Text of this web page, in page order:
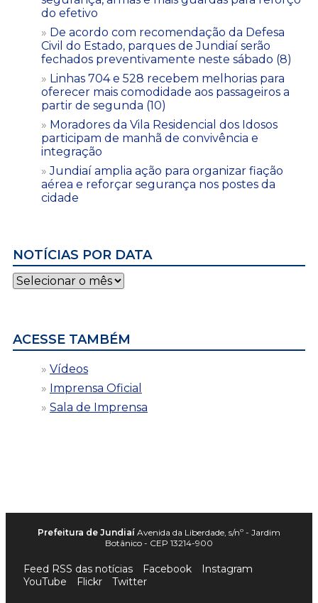
do efetivo
De acordo com recomendação da Defesa
Civil do Estado, parques de Jundiaí serão
fechados preventivamente neste sábado (8)
Linhas 704 e 528 recebem melhorias para
oferecer mais comodidade aos passageiros a
partir de segunda (10)
Moradores da Vila Residencial dos Idosos
participam de manhã de convivência e
integração
Jundiaí amplia ação para organizar fiação
aérea e reforçar segurança nos postes da
cidade
NOTÍCIAS POR DATA
Notícias
por
ACESSE TAMBÉM
Vídeos
Imprensa Oficial
Sala de Imprensa
Prefeitura de Jundiaí Avenida da Liberdade, s/nº - Jardim
Botânico - CEP 13214-900
Feed RSS das notícias Facebook
Instagram
YouTube
Flickr Twitter